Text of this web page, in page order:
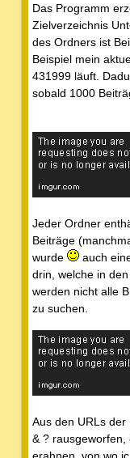
Das Programm
Zielverzeichnis
des Ordners ist
Beispiel mein
431999 läuft.
sobald 1000
Jeder Ordner
Beiträge
wurde
auch
drin, welche in
werden nicht alle
zu suchen.
Aus den URLs der
& ? rausgeworfen,